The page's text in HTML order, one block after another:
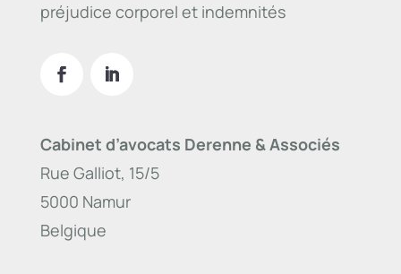
préjudice corporel et indemnités
Cabinet d’avocats Derenne & Associés
Rue Galliot, 15/5
5000 Namur
Belgique